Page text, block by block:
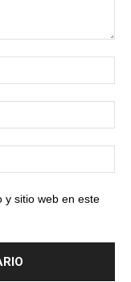
y sitio web en este